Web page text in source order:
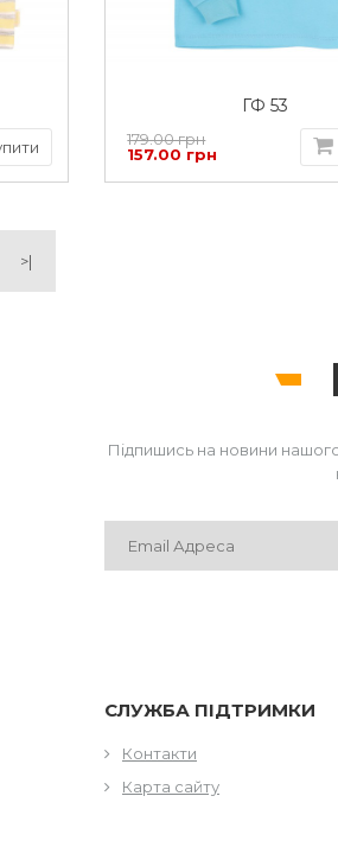
ГФ 53
179.00 грн
157.00 грн
>|
Підпишись на новини
СЛУЖБА ПІДТРИМКИ
Контакти
Карта сайту